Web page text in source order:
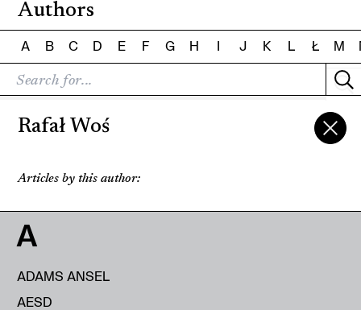
Authors
A B C D E F G H I J K L Ł M
Rafał Woś
Articles by this author:
A
ADAMS ANSEL
AESD